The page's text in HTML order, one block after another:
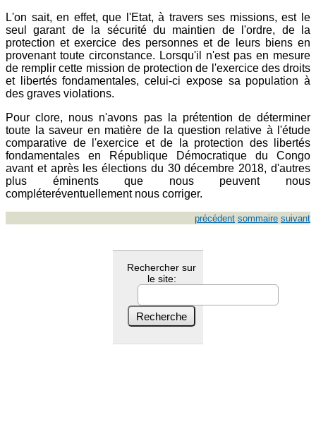
L'on sait, en effet, que l'Etat, à travers ses missions, est le
seul garant de la sécurité du maintien de l'ordre, de la
protection et exercice des personnes et de leurs biens en
provenant toute circonstance. Lorsqu'il n'est pas en mesure
de remplir cette mission de protection de l'exercice des droits
et libertés fondamentales, celui-ci expose sa population à
des graves violations.
Pour clore, nous n'avons pas la prétention de déterminer
toute la saveur en matière de la question relative à l'étude
comparative de l'exercice et de la protection des libertés
fondamentales en République Démocratique du Congo
avant et après les élections du 30 décembre 2018, d'autres
plus éminents que nous peuvent nous
compléteréventuellement nous corriger.
précédent sommaire suivant
Rechercher sur
le site: